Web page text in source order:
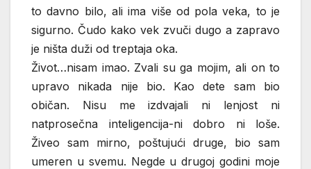
to davno bilo, ali ima više od pola veka, to je
sigurno. Čudo kako vek zvuči dugo a zapravo
je ništa duži od treptaja oka.
Život…nisam imao. Zvali su ga mojim, ali on to
upravo nikada nije bio. Kao dete sam bio
običan. Nisu me izdvajali ni lenjost ni
natprosečna inteligencija-ni dobro ni loše.
Živeo sam mirno, poštujući druge, bio sam
umeren u svemu. Negde u drugoj godini moje